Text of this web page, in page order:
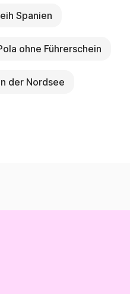
Spanien
ohne Führerschein
der Nordsee